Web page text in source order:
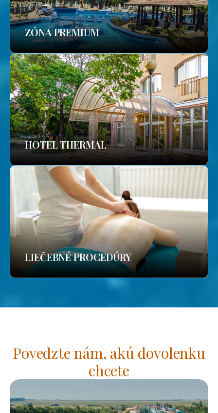
ZÓNA PREMIUM
HOTEL THERMAL
LIEČEBNÉ PROCEDÚRY
Povedzte nám, akú dovolenku
chcete